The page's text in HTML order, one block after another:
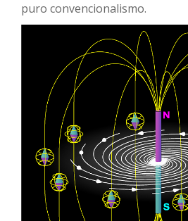
puro convencionalismo.